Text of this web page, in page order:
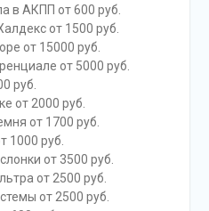
в АКПП от 600 руб.
от 1500 руб.
от 15000 руб.
от 5000 руб.
руб.
от 2000 руб.
от 1700 руб.
1000 руб.
от 3500 руб.
от 2500 руб.
от 2500 руб.